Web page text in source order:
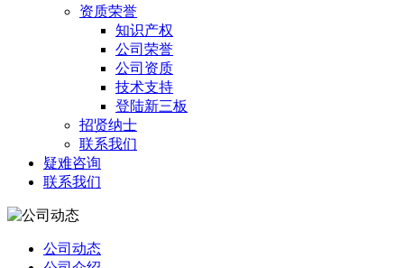
资质荣誉
知识产权
公司荣誉
公司资质
技术支持
登陆新三板
招贤纳士
联系我们
疑难咨询
联系我们
公司动态